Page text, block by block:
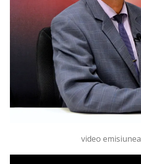
video emisiunea